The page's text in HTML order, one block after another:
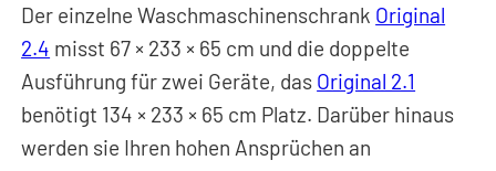
Der einzelne Waschmaschinenschrank Original
2.4 misst 67 × 233 × 65 cm und die doppelte
Ausführung für zwei Geräte, das Original 2.1
benötigt 134 × 233 × 65 cm Platz. Darüber hinaus
werden sie Ihren hohen Ansprüchen an